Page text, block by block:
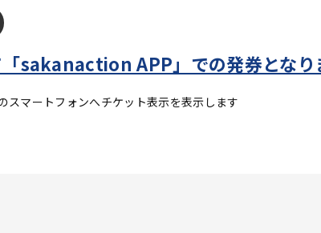
sakanaction APP」での発券となり
スマートフォンへチケット表示を表示します